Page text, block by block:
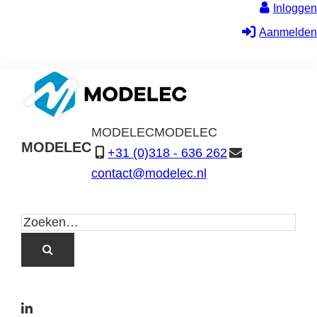
Inloggen
Aanmelden
MODELEC
MODELECMODELEC
+31 (0)318 - 636 262
contact@modelec.nl
L